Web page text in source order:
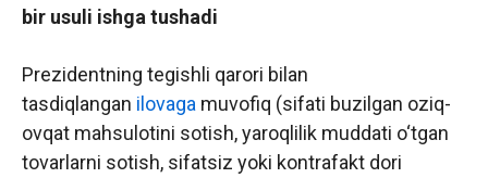
bir usuli ishga tushadi
Prezidentning tegishli qarori bilan
tasdiqlangan ilovaga muvofiq (sifati buzilgan oziq-
ovqat mahsulotini sotish, yaroqlilik muddati o‘tgan
tovarlarni sotish, sifatsiz yoki kontrafakt dori